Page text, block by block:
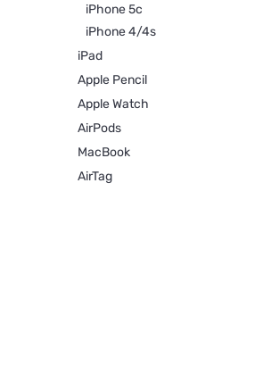
iPhone 5c
iPhone 4/4s
iPad
Apple Pencil
Apple Watch
AirPods
MacBook
AirTag